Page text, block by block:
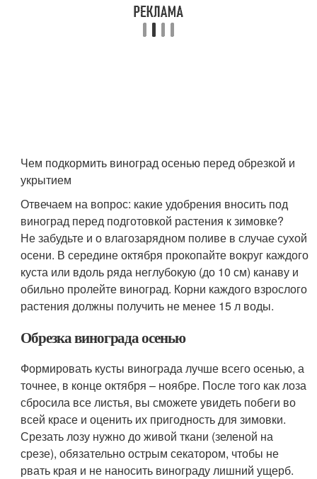
Чем подкормить виноград осенью перед обрезкой и
укрытием
Отвечаем на вопрос: какие удобрения вносить под
виноград перед подготовкой растения к зимовке?
Не забудьте и о влагозарядном поливе в случае сухой
осени. В середине октября прокопайте вокруг каждого
куста или вдоль ряда неглубокую (до 10 см) канаву и
обильно пролейте виноград. Корни каждого взрослого
растения должны получить не менее 15 л воды.
Обрезка винограда осенью
Формировать кусты винограда лучше всего осенью, а
точнее, в конце октября – ноябре. После того как лоза
сбросила все листья, вы сможете увидеть побеги во
всей красе и оценить их пригодность для зимовки.
Срезать лозу нужно до живой ткани (зеленой на
срезе), обязательно острым секатором, чтобы не
рвать края и не наносить винограду лишний ущерб.